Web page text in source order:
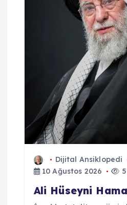
Dijital Ansiklopedi
10 Ağustos 2026
Ali Hüseyni